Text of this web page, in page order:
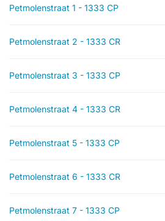
Petmolenstraat 1 - 1333 CP
Petmolenstraat 2 - 1333 CR
Petmolenstraat 3 - 1333 CP
Petmolenstraat 4 - 1333 CR
Petmolenstraat 5 - 1333 CP
Petmolenstraat 6 - 1333 CR
Petmolenstraat 7 - 1333 CP